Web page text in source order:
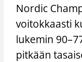
Nordic
voitokkaasti
lukemin
pitkään